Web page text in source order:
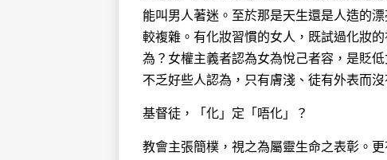
能叫男人著迷。至於那是天生還是人造的
較複雜。有化妝習慣的女人，既試過化妝
為？女權主義者認為女為悅己者容，是貶
不乏好些人認為，只有膚淺、徒有外表而
基督徒，「化」定「唔化」？
教會主張簡樸，視之為屬靈生命之表彰。